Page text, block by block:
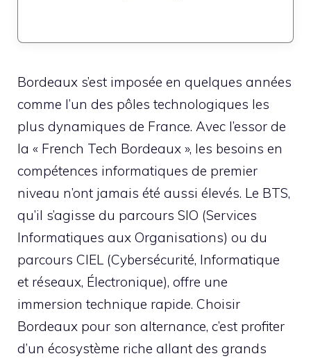
Bordeaux s’est imposée en quelques années
comme l’un des pôles technologiques les
plus dynamiques de France. Avec l’essor de
la « French Tech Bordeaux », les besoins en
compétences informatiques de premier
niveau n’ont jamais été aussi élevés. Le BTS,
qu’il s’agisse du parcours SIO (Services
Informatiques aux Organisations) ou du
parcours CIEL (Cybersécurité, Informatique
et réseaux, Électronique), offre une
immersion technique rapide. Choisir
Bordeaux pour son alternance, c’est profiter
d’un écosystème riche allant des grands